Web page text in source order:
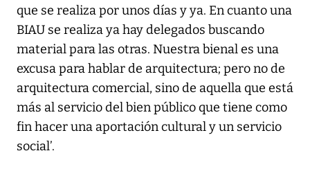
que se realiza por unos días y ya. En cuanto una
BIAU se realiza ya hay delegados buscando
material para las otras. Nuestra bienal es una
excusa para hablar de arquitectura; pero no de
arquitectura comercial, sino de aquella que está
más al servicio del bien público que tiene como
fin hacer una aportación cultural y un servicio
social’.